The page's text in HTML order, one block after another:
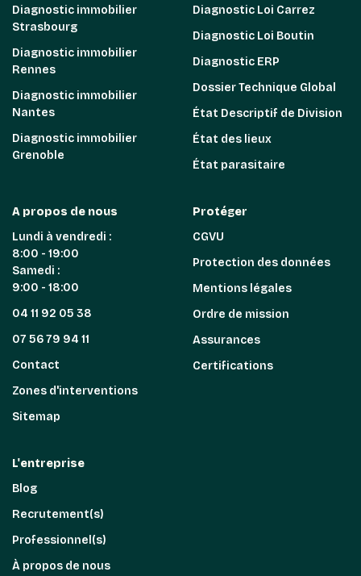
Diagnostic immobilier
Strasbourg
Diagnostic immobilier
Rennes
Diagnostic immobilier
Nantes
Diagnostic immobilier
Grenoble
Diagnostic Loi Carrez
Diagnostic Loi Boutin
Diagnostic ERP
Dossier Technique Global
État Descriptif de Division
État des lieux
État parasitaire
A propos de nous
Lundi à vendredi :
8:00 - 19:00
Samedi :
9:00 - 18:00
04 11 92 05 38
07 56 79 94 11
Contact
Zones d'interventions
Sitemap
Protéger
CGVU
Protection des données
Mentions légales
Ordre de mission
Assurances
Certifications
L'entreprise
Blog
Recrutement(s)
Professionnel(s)
À propos de nous